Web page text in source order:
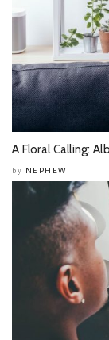
A Floral Calling:
by NEPHEW